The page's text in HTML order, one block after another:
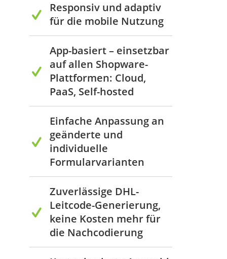
Responsiv und adaptiv
für die mobile Nutzung
App-basiert – einsetzbar
auf allen Shopware-
Plattformen: Cloud,
PaaS, Self-hosted
Einfache Anpassung an
geänderte und
individuelle
Formularvarianten
Zuverlässige DHL-
Leitcode-Generierung,
keine Kosten mehr für
die Nachcodierung